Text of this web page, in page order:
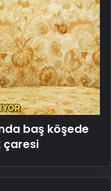
baş köşede
çaresi